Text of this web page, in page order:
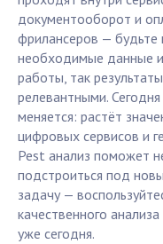
документооборот и
фрилансеров — будьте
необходимые данные
работы, так
релевантными.
меняется: растёт
цифровых сервисов и
Pest анализ поможет
подстроиться под
задачу —
качественного
уже сегодня.